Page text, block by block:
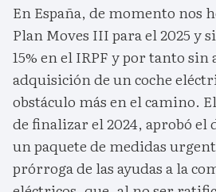
En España, de momento nos
Plan Moves III para el 2025 y
15% en el IRPF y por tanto sin
adquisición de un coche
obstáculo más en el camino.
de finalizar el 2024, aprobó el
un paquete de medidas
prórroga de las ayudas a la